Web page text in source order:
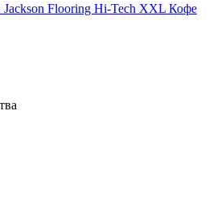
Flooring Hi-Tech XXL Кофе